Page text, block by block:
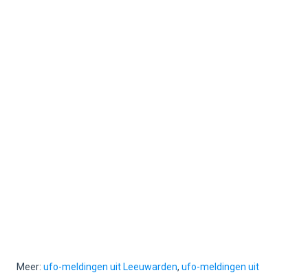
Meer: ufo-meldingen uit Leeuwarden, ufo-meldingen uit